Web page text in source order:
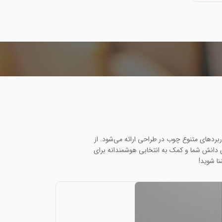
متنوع چوب در طراحی ارائه می‌شود. از
دانش شما و کمک به انتخابی هوشمندانه برای
شوید!